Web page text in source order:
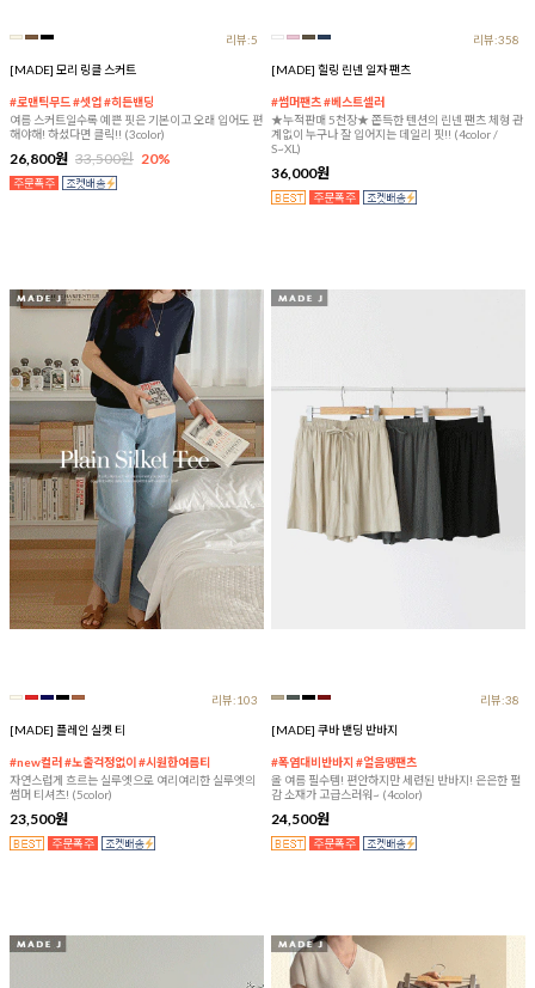
리뷰:5
[MADE] 모리 링클 스커트
#로맨틱무드 #셋업 #히든밴딩
여름 스커트일수록 예쁜 핏은 기본이고 오래 입어도 편
해야해! 하셨다면 클릭!! (3color)
26,800원 33,500원 20%
리뷰:358
[MADE] 힐링 린넨 일자 팬츠
#썸머팬츠 #베스트셀러
★누적판매 5천장★ 쫀득한 텐션의 린넨 팬츠 체형 관
계없이 누구나 잘 입어지는 데일리 핏!! (4color /
S~XL)
36,000원
리뷰:103
[MADE] 플레인 실켓 티
#new컬러 #노출걱정없이 #시원한여름티
자연스럽게 흐르는 실루엣으로 여리여리한 실루엣의
썸머 티셔츠! (5color)
23,500원
리뷰:38
[MADE] 쿠바 밴딩 반바지
#폭염대비반바지 #얼음땡팬츠
올 여름 필수템! 편안하지만 세련된 반바지! 은은한 펄
감 소재가 고급스러워~ (4color)
24,500원